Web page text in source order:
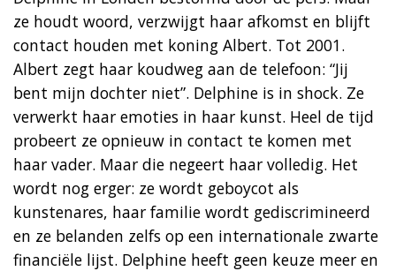
ze houdt woord, verzwijgt haar afkomst en blijft
contact houden met koning Albert. Tot 2001.
Albert zegt haar koudweg aan de telefoon: “Jij
bent mijn dochter niet”. Delphine is in shock. Ze
verwerkt haar emoties in haar kunst. Heel de tijd
probeert ze opnieuw in contact te komen met
haar vader. Maar die negeert haar volledig. Het
wordt nog erger: ze wordt geboycot als
kunstenares, haar familie wordt gediscrimineerd
en ze belanden zelfs op een internationale zwarte
financiële lijst. Delphine heeft geen keuze meer en